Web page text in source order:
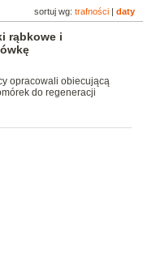
sortuj wg: trafności daty
rąbkowe i
opracowali obiecującą
do regeneracji